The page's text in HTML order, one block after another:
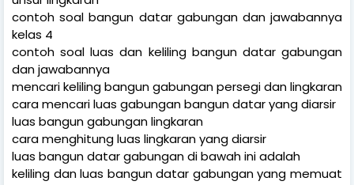
contoh soal bangun datar gabungan dan jawabannya
kelas 4
contoh soal luas dan keliling bangun datar gabungan
dan jawabannya
mencari keliling bangun gabungan persegi dan lingkaran
cara mencari luas gabungan bangun datar yang diarsir
luas bangun gabungan lingkaran
cara menghitung luas lingkaran yang diarsir
luas bangun datar gabungan di bawah ini adalah
keliling dan luas bangun datar gabungan yang memuat